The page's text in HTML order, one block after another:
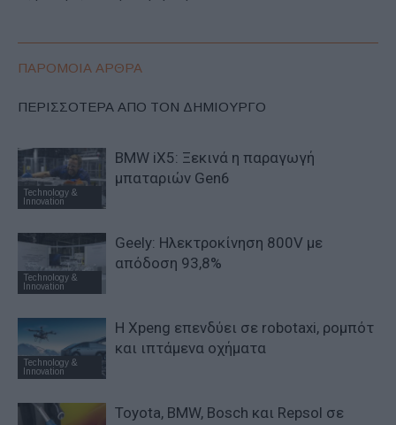
ΠΑΡΟΜΟΙΑ ΑΡΘΡΑ
ΠΕΡΙΣΣΟΤΕΡΑ ΑΠΟ ΤΟΝ ΔΗΜΙΟΥΡΓΟ
Technology &
Innovation
BMW iX5: Ξεκινά η παραγωγή
μπαταριών Gen6
Technology &
Innovation
Geely: Ηλεκτροκίνηση 800V με
απόδοση 93,8%
Technology &
Innovation
Η Xpeng επενδύει σε robotaxi, ρομπότ
και ιπτάμενα οχήματα
Toyota, BMW, Bosch και Repsol σε